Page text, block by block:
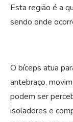
Esta região é a
sendo onde
O bíceps atua
antebraço,
podem ser
isoladores e